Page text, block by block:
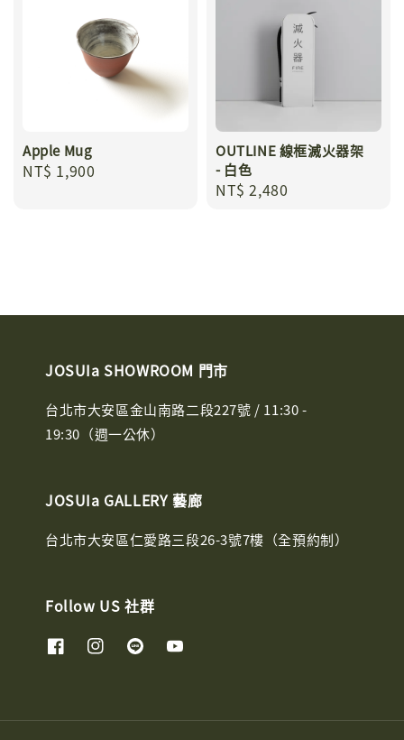
Apple Mug
Regular
NT$ 1,900
OUTLINE 線框滅火器架
- 白色
Regular
NT$ 2,480
JOSUIa SHOWROOM 門市
台北市大安區金山南路二段227號 / 11:30 -
19:30（週一公休）
JOSUIa GALLERY 藝廊
台北市大安區仁愛路三段26-3號7樓（全預約制）
Follow US 社群